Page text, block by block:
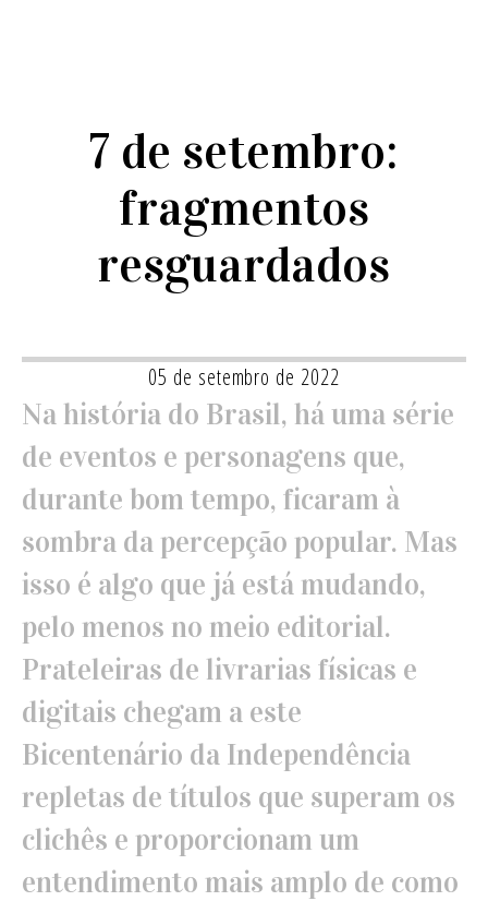
7 de setembro:
fragmentos
resguardados
05 de setembro de 2022
Na história do Brasil, há uma série
de eventos e personagens que,
durante bom tempo, ficaram à
sombra da percepção popular. Mas
isso é algo que já está mudando,
pelo menos no meio editorial.
Prateleiras de livrarias físicas e
digitais chegam a este
Bicentenário da Independência
repletas de títulos que superam os
clichês e proporcionam um
entendimento mais amplo de como